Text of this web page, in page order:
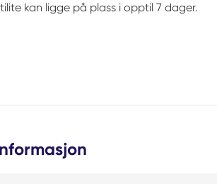
kan ligge på plass i opptil 7 dager.